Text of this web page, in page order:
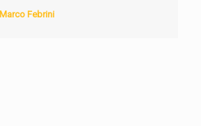
Marco Febrini